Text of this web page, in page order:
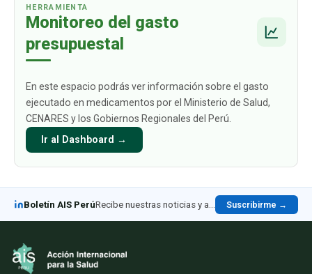
HERRAMIENTA
Monitoreo del gasto
presupuestal
En este espacio podrás ver información sobre el gasto
ejecutado en medicamentos por el Ministerio de Salud,
CENARES y los Gobiernos Regionales del Perú.
Ir al Dashboard →
Boletín AIS PerúRecibe nuestras noticias y análisis en LinkedIn Suscribirme →